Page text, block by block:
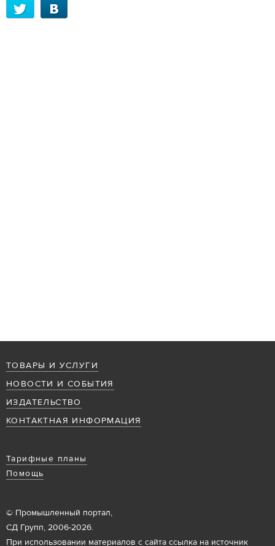
ТОВАРЫ И УСЛУГИ
НОВОСТИ И СОБЫТИЯ
ИЗДАТЕЛЬСТВО
КОНТАКТНАЯ ИНФОРМАЦИЯ
Тарифные планы
Помощь
© Промышленный портал,
СД Групп, 2006-2026.
При использовании материалов с сайта ссылка на источник